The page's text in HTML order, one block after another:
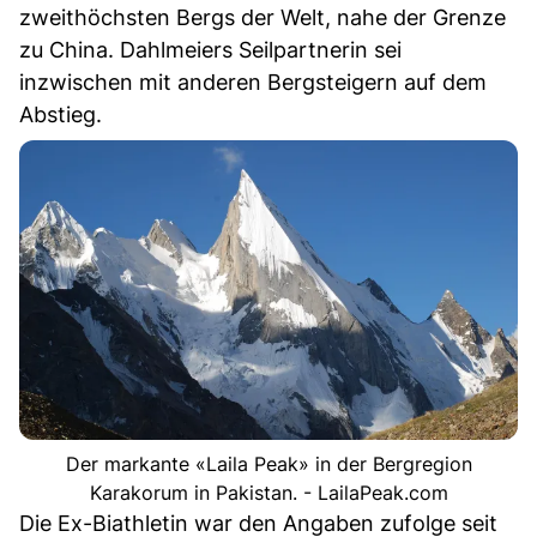
zweithöchsten Bergs der Welt, nahe der Grenze
zu China. Dahlmeiers Seilpartnerin sei
inzwischen mit anderen Bergsteigern auf dem
Abstieg.
Der markante «Laila Peak» in der Bergregion
Karakorum in Pakistan. - LailaPeak.com
Die Ex-Biathletin war den Angaben zufolge seit